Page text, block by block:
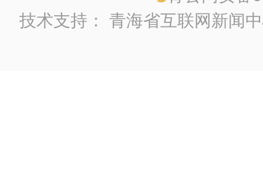
技术支持：青海省互联网新闻